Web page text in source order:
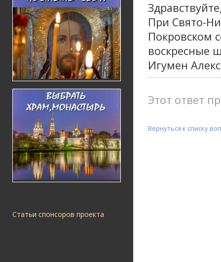
Статьи спонсоров проекта
При Свято-
Покровском
воскресные
Игумен
Этот ответ
Вернуться к списку